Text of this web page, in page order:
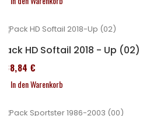
Pack HD Softail 2018 - Up (02)
338,84 €
In den Warenkorb